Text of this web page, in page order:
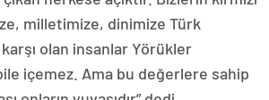
milletimize, dinimize Türk
olan insanlar Yörükler
içemez. Ama bu değerlere sahip